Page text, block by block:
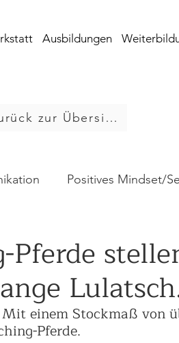
Ausbildungen
zurück zur Übersicht
Positives Mindset/
Pferde
einem Stockmaß von
Pferde.